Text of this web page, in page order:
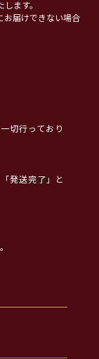
ます。
お届けできない場合
切行っており
発送完了」と